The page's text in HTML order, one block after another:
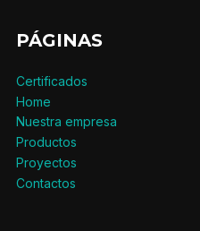
PÁGINAS
Certificados
Home
Nuestra empresa
Productos
Proyectos
Contactos